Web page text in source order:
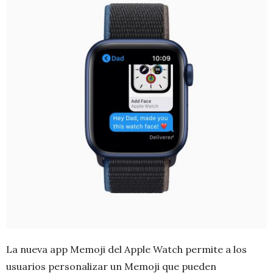
La nueva app Memoji del Apple Watch permite a los
usuarios personalizar un Memoji que pueden